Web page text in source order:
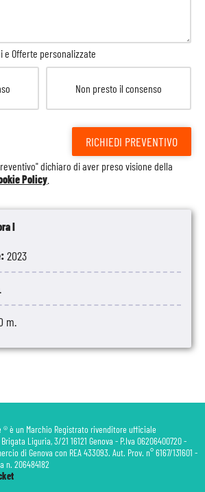
I
2023
m.
e Offerte personalizzate
Non presto il consenso
RICHIEDI PREVENTIVO
dichiaro di aver preso visione della
Policy
è un Marchio Registrato rivenditore ufficiale
Liguria, 3/21 16121 Genova - P.Iva 06206400720 -
di Genova con REA 433093. Aut. Prov. n° 6167/131601 -
n. 206484182